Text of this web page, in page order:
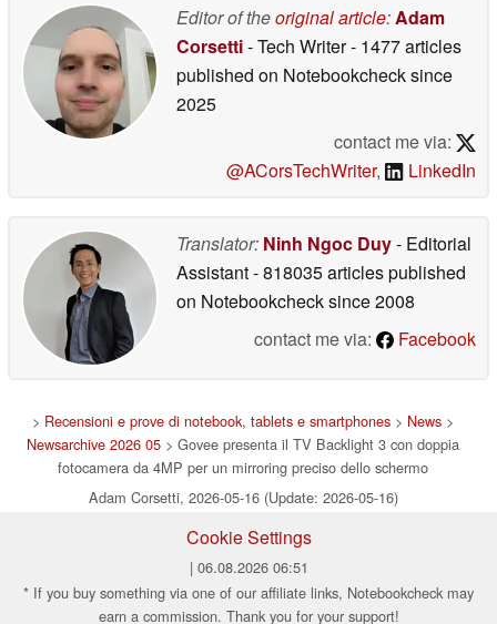
il televisore, il TV Backlight 3 divide lo schermo in un
massimo di 24 zone indipendenti, ognuna delle quali
analizza e riproduce la sezione corrispondente. Il
risultato è un bagliore ambientale stratificato e naturale,
che dà la sensazione che l'immagine fluisca oltre i bordi
I filtri di contenuto Govee AI si adattano automaticamente
vibrante e dinamico per l'animazione, morbido e caldo
per i documentari - in modo che l'atmosfera si adatti
sempre al momento.
colori ambientali più ricchi
Il TV Backlight 3 è dotato di LED RGBWIC 4-in-1 ad alta
densità con un canale bianco dedicato, che eleva la
profondità e la ricchezza del colore rispetto alle
configurazioni RGB standard, per una riproduzione della
Editor of theoriginal article: Adam
Corsetti- Tech Writer- 1477 articles
published on Notebookchecksince
2025
contact me via:
@ACorsTechWriter, LinkedIn
Translator: Ninh Ngoc Duy- Editorial
Assistant- 818035 articles published
on Notebookchecksince 2008
contact me via:
Facebook
> Recensioni e prove di notebook, tablets e smartphones > News >
Newsarchive 2026 05 > Govee presenta il TV Backlight 3 con doppia
fotocamera da 4MP per un mirroring preciso dello schermo
Adam Corsetti, 2026-05-16 (Update: 2026-05-16)
Cookie Settings
| 06.08.2026 06:51
* If you buy something via one of our affiliate links, Notebookcheck may
earn a commission. Thank you for your support!